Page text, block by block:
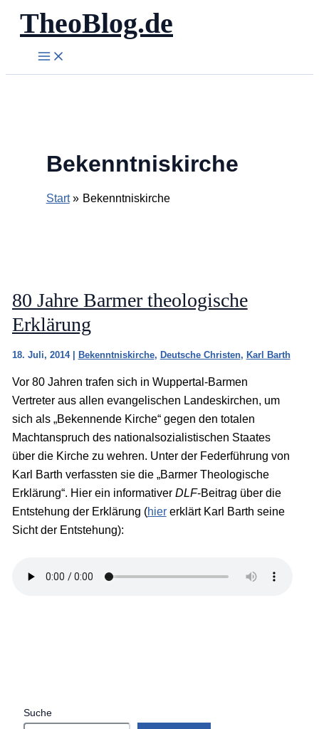
Zum
Inhalt
springen
TheoBlog.de
Bekenntniskirche
Start Bekenntniskirche
80 Jahre Barmer theologische
Erklärung
18. Juli, 2014 | Bekenntniskirche, Deutsche Christen, Karl Barth
Vor 80 Jahren trafen sich in Wuppertal-Barmen
Vertreter aus allen evangelischen Landeskirchen, um
sich als „Bekennende Kirche“ gegen den totalen
Machtanspruch des nationalsozialistischen Staates
über die Kirche zu wehren. Unter der Federführung von
Karl Barth verfassten sie die „Barmer Theologische
Erklärung“. Hier ein informativer DLF-Beitrag über die
Entstehung der Erklärung (hiererklärt Karl Barth seine
Sicht der Entstehung):
Suche